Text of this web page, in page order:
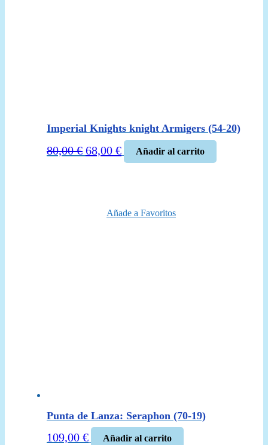
Imperial Knights knight Armigers (54-20)
80,00€ El
68,00 €El
precio
Añadir al carrito
Añade a Favoritos
Punta de Lanza: Seraphon (70-19)
109,00 € Añadir al carrito